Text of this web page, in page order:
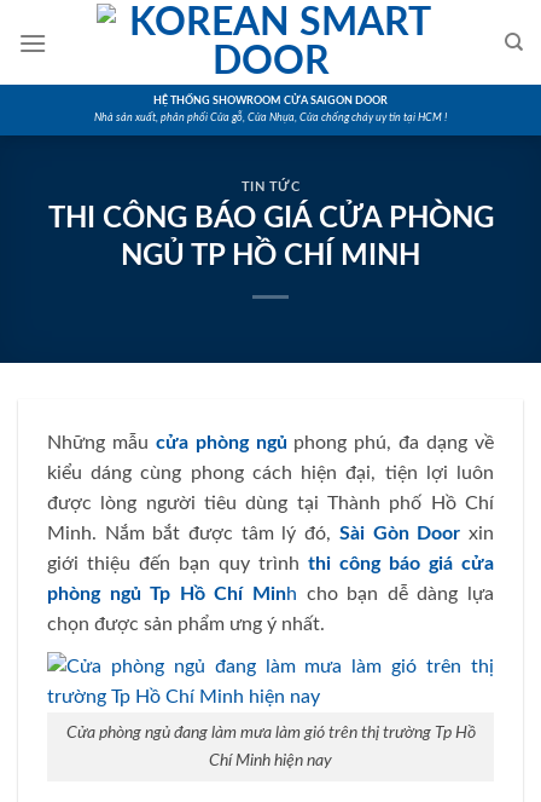
HỆ THỐNG SHOWROOM CỬA SAIGON DOOR
Nhà sản xuất, phân phối Cửa gỗ, Cửa Nhựa, Cửa chống cháy uy tín tại HCM !
TIN TỨC
THI CÔNG BÁO GIÁ CỬA PHÒNG
NGỦ TP HỒ CHÍ MINH
Những mẫu cửa phòng ngủ phong phú, đa dạng về
kiểu dáng cùng phong cách hiện đại, tiện lợi luôn
được lòng người tiêu dùng tại Thành phố Hồ Chí
Minh. Nắm bắt được tâm lý đó, Sài Gòn Door xin
giới thiệu đến bạn quy trình thi công báo giá cửa
phòng ngủ Tp Hồ Chí Minh cho bạn dễ dàng lựa
chọn được sản phẩm ưng ý nhất.
Cửa phòng ngủ đang làm mưa làm gió trên thị trường Tp Hồ
Chí Minh hiện nay